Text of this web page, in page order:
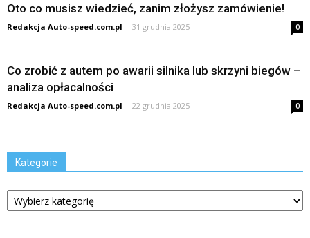
Oto co musisz wiedzieć, zanim złożysz zamówienie!
Redakcja Auto-speed.com.pl - 31 grudnia 2025 0
Co zrobić z autem po awarii silnika lub skrzyni biegów –
analiza opłacalności
Redakcja Auto-speed.com.pl - 22 grudnia 2025 0
Kategorie
Kategorie